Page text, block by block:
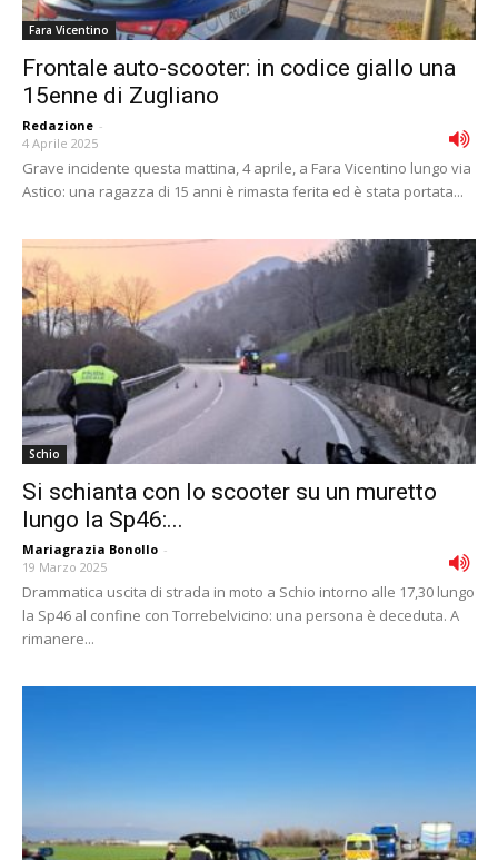
Fara Vicentino
Frontale auto-scooter: in codice giallo una
15enne di Zugliano
Redazione -
4 Aprile 2025
Grave incidente questa mattina, 4 aprile, a Fara Vicentino lungo via
Astico: una ragazza di 15 anni è rimasta ferita ed è stata portata...
Schio
Si schianta con lo scooter su un muretto
lungo la Sp46:...
Mariagrazia Bonollo -
19 Marzo 2025
Drammatica uscita di strada in moto a Schio intorno alle 17,30 lungo
la Sp46 al confine con Torrebelvicino: una persona è deceduta. A
rimanere...